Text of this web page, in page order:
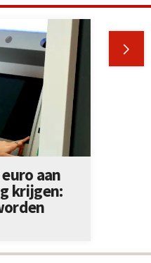

aan
krijgen: